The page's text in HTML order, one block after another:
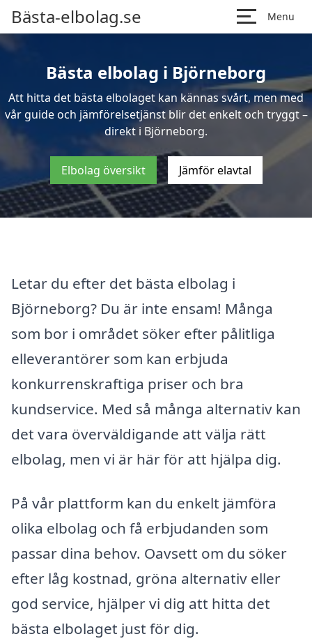
Bästa-elbolag.se Menu
Bästa elbolag i Björneborg
Att hitta det bästa elbolaget kan kännas svårt, men med
vår guide och jämförelsetjänst blir det enkelt och tryggt –
direkt i Björneborg.
Elbolag översikt Jämför elavtal
Letar du efter det bästa elbolag i
Björneborg? Du är inte ensam! Många
som bor i området söker efter pålitliga
elleverantörer som kan erbjuda
konkurrenskraftiga priser och bra
kundservice. Med så många alternativ kan
det vara överväldigande att välja rätt
elbolag, men vi är här för att hjälpa dig.
På vår plattform kan du enkelt jämföra
olika elbolag och få erbjudanden som
passar dina behov. Oavsett om du söker
efter låg kostnad, gröna alternativ eller
god service, hjälper vi dig att hitta det
bästa elbolaget just för dig.